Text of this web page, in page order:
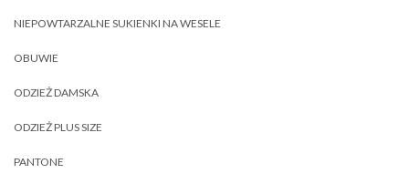
NIEPOWTARZALNE SUKIENKI NA WESELE
OBUWIE
ODZIEŻ DAMSKA
ODZIEŻ PLUS SIZE
PANTONE